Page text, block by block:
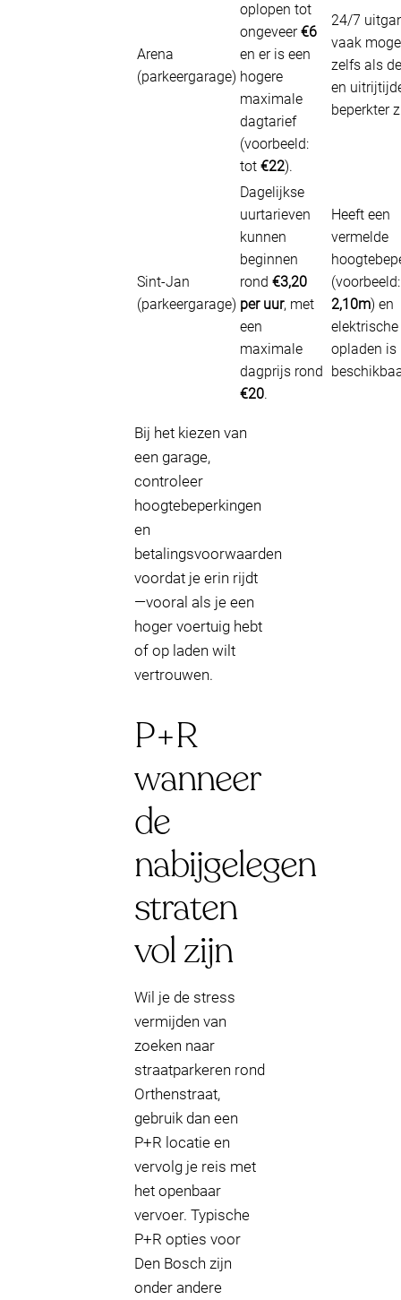
Arena
(parkeergarage)
oplopen tot
ongeveer€6
en er is een
hogere
maximale
dagtarief
(voorbeeld:
tot €22).
24/7
vaak
zelfs als
en
beperkter
Sint-Jan
(parkeergarage)
Dagelijkse
uurtarieven
kunnen
beginnen
rond €3,20
per uur, met
een
maximale
dagprijs rond
€20.
Heeft een
vermelde
(voorbeeld:
2,10m) en
elektrische
opladen is
Bij het kiezen van
een garage,
controleer
hoogtebeperkingen
en
betalingsvoorwaarden
voordat je erin rijdt
—vooral als je een
hoger voertuig hebt
of op laden wilt
vertrouwen.
P+R
wanneer
de
nabijgelegen
straten
vol zijn
Wil je de stress
vermijden van
zoeken naar
straatparkeren rond
Orthenstraat,
gebruik dan een
P+R locatie en
vervolg je reis met
het openbaar
vervoer. Typische
P+R opties voor
Den Bosch zijn
onder andere